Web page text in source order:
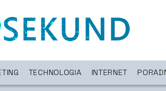
TECHNOLOGIA INTERNET